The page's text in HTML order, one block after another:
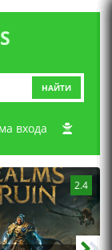
НАЙТИ
входа
2.4